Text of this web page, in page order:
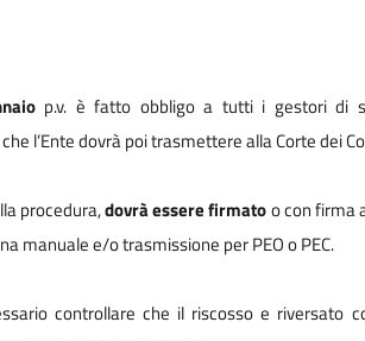
p.v. è fatto obbligo a tutti i gestori di
che l’Ente dovrà poi trasmettere alla Corte dei
procedura,dovrà essere firmatoo con firma
manuale e/o trasmissione per PEO o PEC.
controllare che il riscosso e riversato